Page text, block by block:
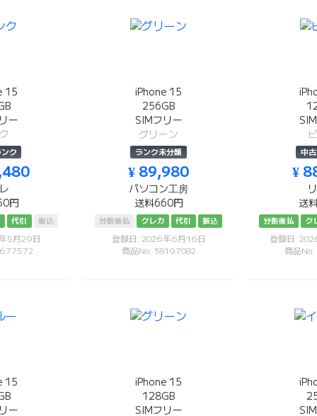
15
ー
ク
円
代引 振込
5月29日
iPhone 15
256GB
SIMフリー
グリーン
ランク未分類
¥ 89,980
パソコン工房
送料660円
分割後払 クレカ 代引 振込
登録日: 2026年6月16日
商品No: 38197082
中
¥
送
分割後払 ク
登録日:
商品
15
ー
iPhone 15
128GB
SIMフリー